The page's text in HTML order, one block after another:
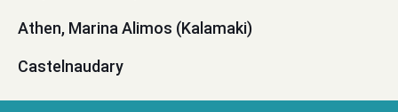
Athen, Marina Alimos (Kalamaki)
Castelnaudary